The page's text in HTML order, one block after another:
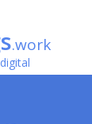
.work